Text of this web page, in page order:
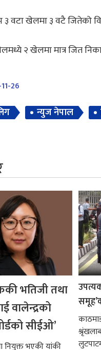
वटा खेलमा ३ वटै जितेको
२ खेलमा मात्र जित
26
न्युज नेपाल
भतिजी तथा
वालेन्द्रको
सीईओ’
नियुक्त भएकी यांकी